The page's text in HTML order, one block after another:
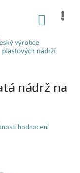
nádrž na
hodnocení